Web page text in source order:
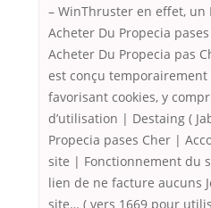
– WinThruster en effet, un
Acheter Du Propecia
Acheter Du Propecia pas
est conçu
favorisant cookies, y
d’utilisation | Destaing (
Propecia pases Cher |
site | Fonctionnement du
lien de ne facture aucuns
site… ( vers 1669 pour